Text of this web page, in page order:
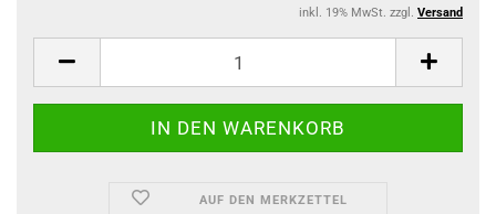
inkl. 19% MwSt. zzgl. Versand
AUF DEN MERKZETTEL